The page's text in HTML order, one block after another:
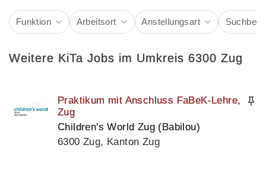
Funktion Arbeitsort Anstellungsart
Weitere KiTa Jobs im Umkreis 6300 Zug
Praktikum mit Anschluss FaBeK-Lehre,
Zug
Children's World Zug (Babilou)
6300 Zug, Kanton Zug